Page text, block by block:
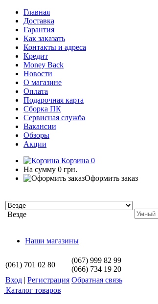
Главная
Доставка
Гарантия
Как заказать
Контакты и адреса
Кредит
Money Back
Новости
О магазине
Оплата
Подарочная карта
Сборка ПК
Сервисная служба
Вакансии
Обзоры
Акции
Корзина 0
На сумму 0 грн.
Оформить заказ
Везде
Наши магазины
(061) 701 02 80
(067) 999 82 99
(066) 734 19 20
Вход | Регистрация Обратная связь
Каталог товаров